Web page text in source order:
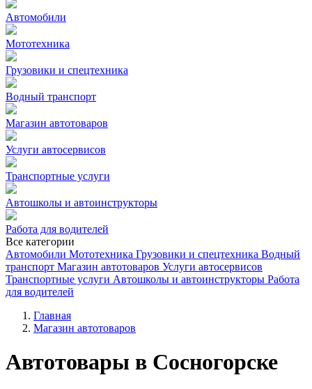
Автомобили
Мототехника
Грузовики и спецтехника
Водный транспорт
Магазин автотоваров
Услуги автосервисов
Транспортные услуги
Автошколы и автоинструкторы
Работа для водителей
Все категории
Автомобили Мототехника Грузовики и спецтехника Водный
транспорт Магазин автотоваров Услуги автосервисов
Транспортные услуги Автошколы и автоинструкторы Работа
для водителей
Главная
Магазин автотоваров
Автотовары в Сосногорске